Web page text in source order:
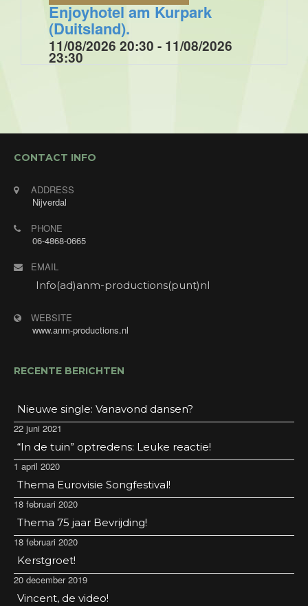
Enjoyhotel am Kurpark
(Duitsland).
11/08/2026 20:30 - 11/08/2026
23:30
CONTACT INFO
ADDRESS
Nijverdal
PHONE
06-4868-0665
EMAIL
Info(ad)anm-productions(punt)nl
WEBSITE
www.anm-productions.nl
RECENTE BERICHTEN
Nieuwe single: Vanavond dansen?
22 juni 2021
“In de tuin” optredens: Leuke reactie!
1 april 2020
Thema Eurovisie Songfestival!
18 februari 2020
Thema 75 jaar Bevrijding!
18 februari 2020
Kerstgroet!
20 december 2019
Vincent, de video!